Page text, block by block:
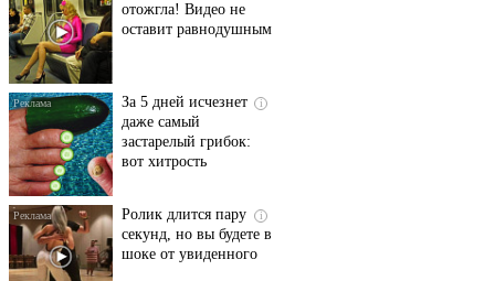
отожгла! Видео не
оставит равнодушным
i
За 5 дней исчезнет
даже самый
застарелый грибок:
вот хитрость
i
Ролик длится пару
секунд, но вы будете в
шоке от увиденного